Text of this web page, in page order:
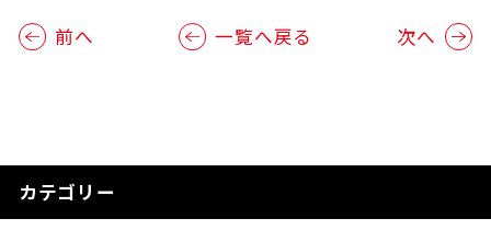
前へ 一覧へ戻る 次へ
カテゴリー